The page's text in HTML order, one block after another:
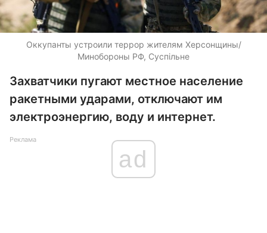
Оккупанты устроили террор жителям Херсонщины/
Минобороны РФ, Суспільне
Захватчики пугают местное население
ракетными ударами, отключают им
электроэнергию, воду и интернет.
Реклама
ad